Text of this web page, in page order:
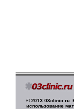
© 2013 03clinic.ru.
использование